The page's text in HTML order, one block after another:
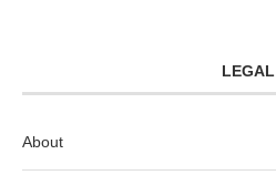
LEGAL
About